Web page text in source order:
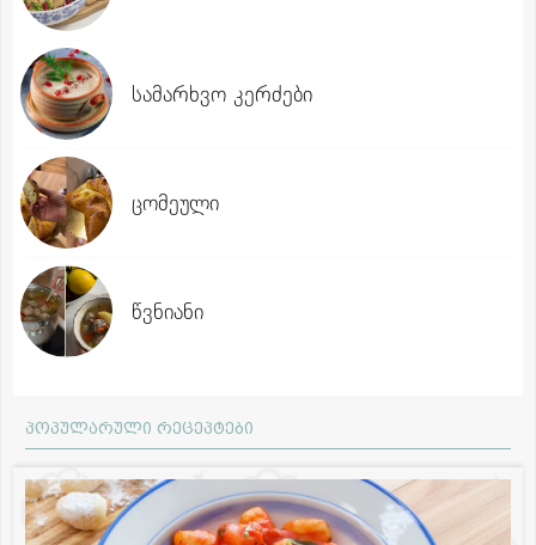
სამარხვო კერძები
ცომეული
წვნიანი
პოპულარული რეცეპტები